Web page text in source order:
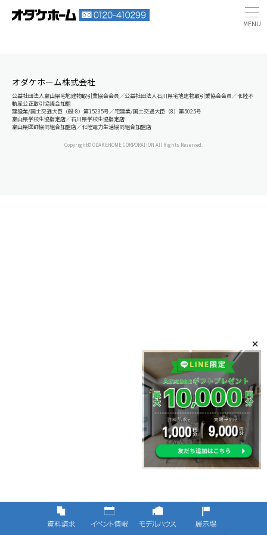
オダケホーム株式会社
公益社団法人富山県宅地建物取引業協会会員／公益社団法人石川県宅地建物取引業協会会員／北陸不
動産公正取引協議会加盟
建設業/国土交通大臣（般-8）第15235号／宅建業/国土交通大臣（8）第5025号
富山県学校生協指定店／石川県学校生協指定店
富山県医師協同組合加盟店／北陸電力生活協同組合加盟店
Copyright© ODAKEHOME CORPORATION All Rights Reserved.